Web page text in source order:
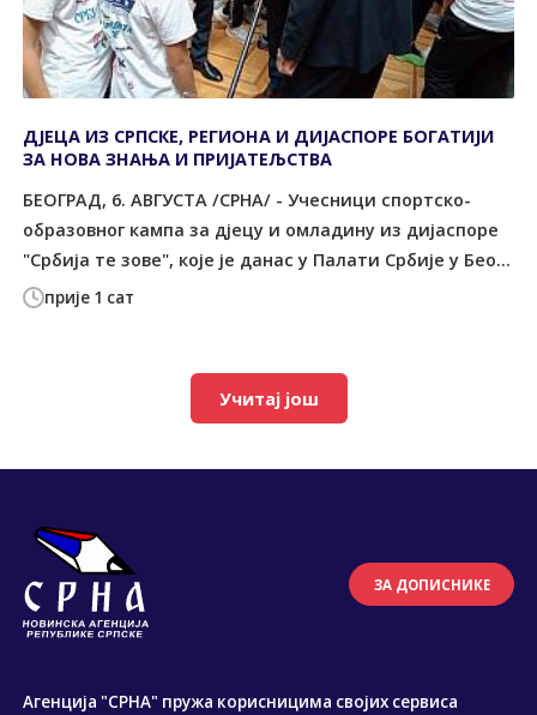
прије 1 сат
ДЈЕЦА ИЗ СРПСКЕ, РЕГИОНА И ДИЈАСПОРЕ БОГАТИЈИ
ЗА НОВА ЗНАЊА И ПРИЈАТЕЉСТВА
БЕОГРАД, 6. АВГУСТА /СРНА/ - Учесници спортско-
образовног кампа за дјецу и омладину из дијаспоре
"Србија те зове", које је данас у Палати Србије у Бео...
Учитај још
ЗА ДОПИСНИКЕ
Агенција "СРНА" пружа корисницима својих сервиса